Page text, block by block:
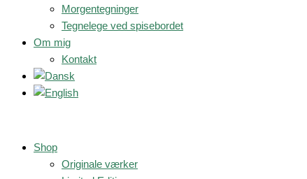
Morgentegninger
Tegnelege ved spisebordet
Om mig
Kontakt
Shop
Originale værker